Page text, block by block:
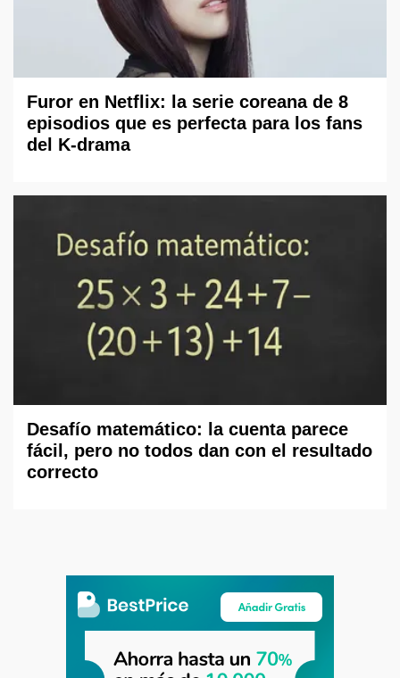
Furor en Netflix: la serie coreana de 8
episodios que es perfecta para los fans
del K-drama
Desafío matemático: la cuenta parece
fácil, pero no todos dan con el resultado
correcto